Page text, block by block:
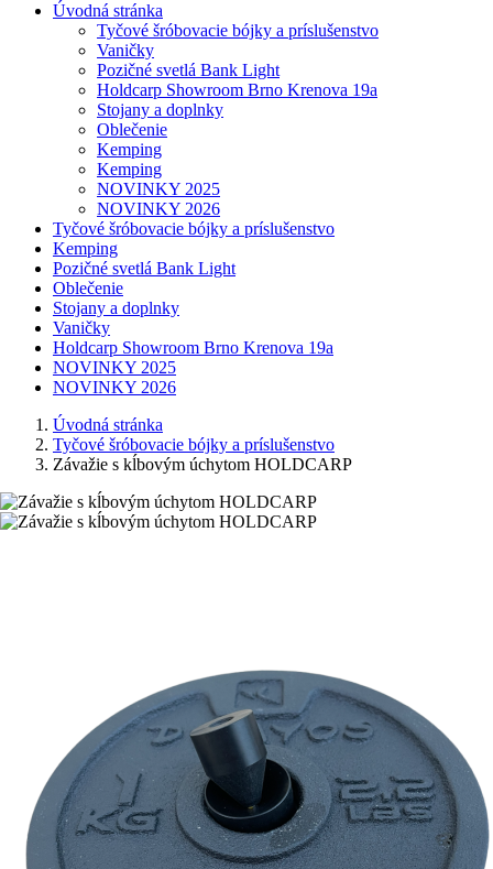
Úvodná stránka
Tyčové šróbovacie bójky a príslušenstvo
Vaničky
Pozičné svetlá Bank Light
Holdcarp Showroom Brno Krenova 19a
Stojany a doplnky
Oblečenie
Kemping
Kemping
NOVINKY 2025
NOVINKY 2026
Tyčové šróbovacie bójky a príslušenstvo
Kemping
Pozičné svetlá Bank Light
Oblečenie
Stojany a doplnky
Vaničky
Holdcarp Showroom Brno Krenova 19a
NOVINKY 2025
NOVINKY 2026
Úvodná stránka
Tyčové šróbovacie bójky a príslušenstvo
Závažie s kĺbovým úchytom HOLDCARP